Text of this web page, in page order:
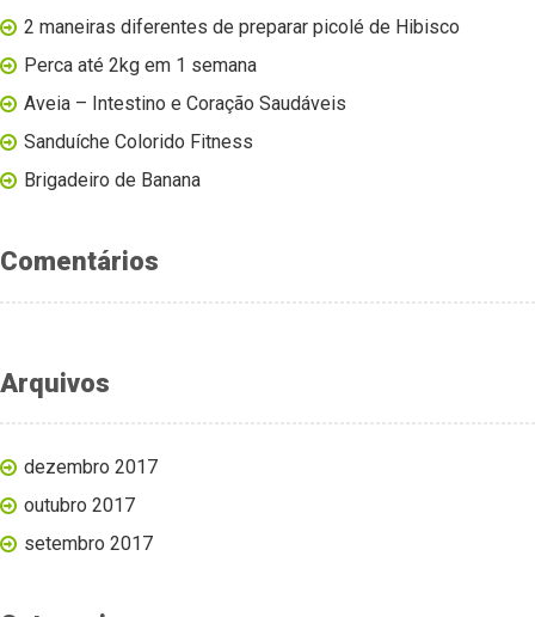
2 maneiras diferentes de preparar picolé de Hibisco
Perca até 2kg em 1 semana
Aveia – Intestino e Coração Saudáveis
Sanduíche Colorido Fitness
Brigadeiro de Banana
Comentários
Arquivos
dezembro 2017
outubro 2017
setembro 2017